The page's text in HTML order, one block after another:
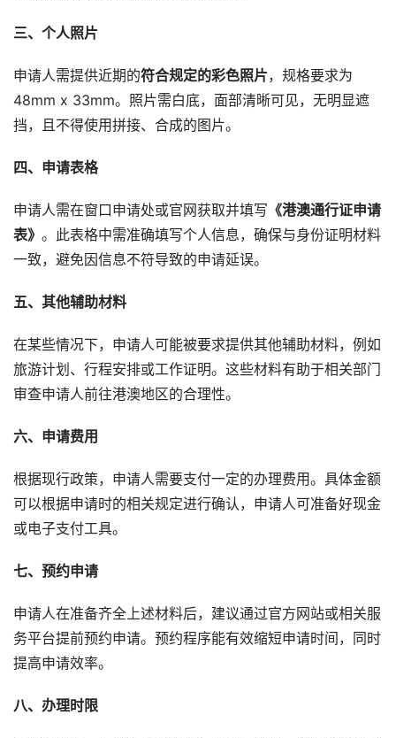
三、个人照片
申请人需提供近期的符合规定的彩色照片，规格要求为
48mm x 33mm。照片需白底，面部清晰可见，无明显遮
挡，且不得使用拼接、合成的图片。
四、申请表格
申请人需在窗口申请处或官网获取并填写 《港澳通行证申请
表》 。此表格中需准确填写个人信息，确保与身份证明材料
一致，避免因信息不符导致的申请延误。
五、其他辅助材料
在某些情况下，申请人可能被要求提供其他辅助材料，例如
旅游计划、行程安排或工作证明。这些材料有助于相关部门
审查申请人前往港澳地区的合理性。
六、申请费用
根据现行政策，申请人需要支付一定的办理费用。具体金额
可以根据申请时的相关规定进行确认，申请人可准备好现金
或电子支付工具。
七、预约申请
申请人在准备齐全上述材料后，建议通过官方网站或相关服
务平台提前预约申请。预约程序能有效缩短申请时间，同时
提高申请效率。
八、办理时限